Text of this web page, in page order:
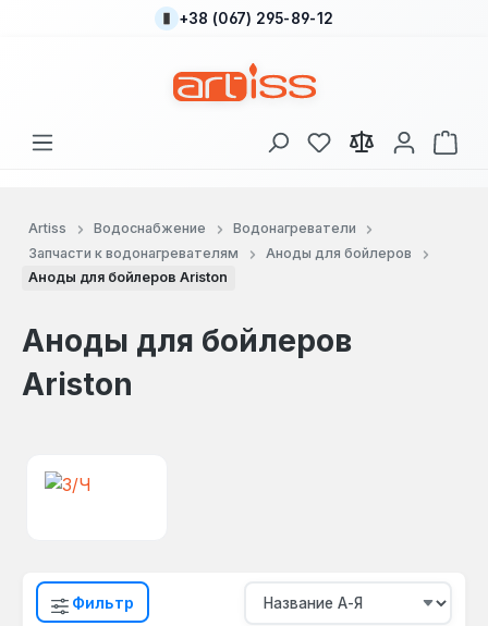
Перейти к основному содержанию
+38 (067) 295-89-12
У вас есть товары
В
Artiss Водоснабжение
Водонагреватели
Запчасти к водонагревателям
Аноды для бойлеров
Аноды для бойлеров Ariston
Аноды для бойлеров
Ariston
Фильтр